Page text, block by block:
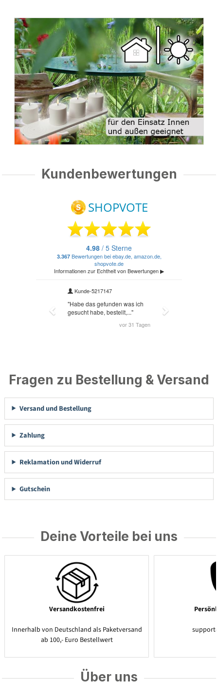
Kundenbewertungen
Fragen zu Bestellung & Versand
Versand und Bestellung
Zahlung
Reklamation und Widerruf
Gutschein
Deine Vorteile bei uns
Versandkostenfrei
Innerhalb von Deutschland als Paketversand
ab 100,- Euro Bestellwert
Über uns